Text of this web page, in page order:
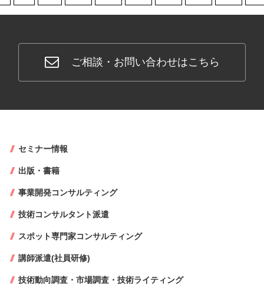
ご相談・お問い合わせはこちら
セミナー情報
出版・書籍
事業開発コンサルティング
技術コンサルタント派遣
スポット専門家コンサルティング
講師派遣(社員研修)
技術動向調査・市場調査・技術ライティング